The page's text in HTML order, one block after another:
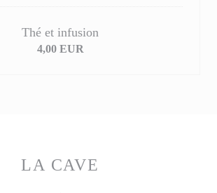
Thé et infusion
4,00 EUR
LA CAVE